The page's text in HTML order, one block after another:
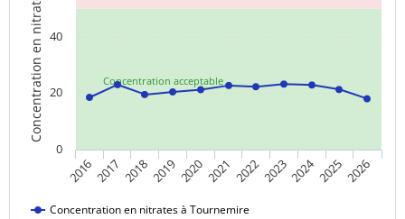
Concentration acceptable
Concentration en nitrates
Concentration en nitrates à Tournemire
20162017 2018201920202021 20222023202420252026
0
20
40